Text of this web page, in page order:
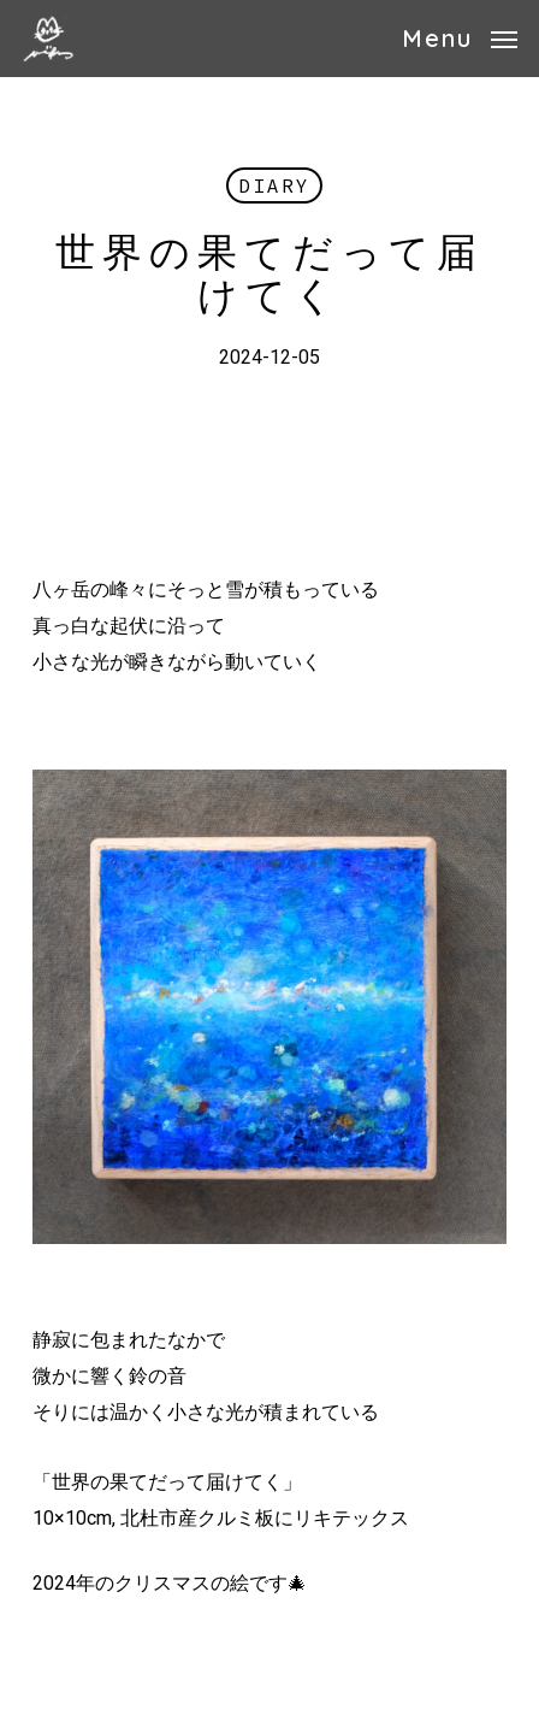
Menu
DIARY
世界の果てだって届
けてく
2024-12-05
八ヶ岳の峰々にそっと雪が積もっている
真っ白な起伏に沿って
小さな光が瞬きながら動いていく
静寂に包まれたなかで
微かに響く鈴の音
そりには温かく小さな光が積まれている
「世界の果てだって届けてく」
10×10cm, 北杜市産クルミ板にリキテックス
2024年のクリスマスの絵です🎄